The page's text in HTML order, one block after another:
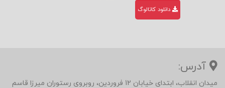
دانلود کاتالوگ
آدرس:
میدان انقلاب، ابتدای خیابان 12 فروردین، روبروی رستوران میرزا قاسم